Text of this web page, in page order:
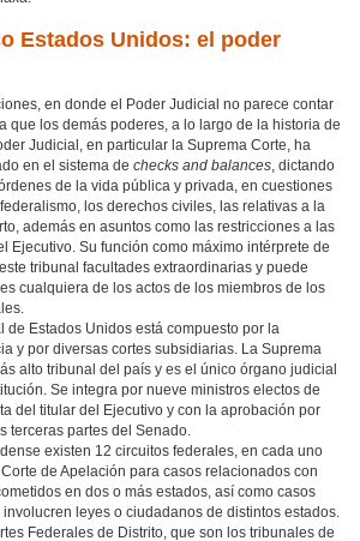
Estados Unidos: el poder
en donde el Poder Judicial no parece contar
que los demás poderes, a lo largo de la historia de
Judicial, en particular la Suprema Corte, ha
en el sistema de checks and balances, dictando
de la vida pública y privada, en cuestiones
los derechos civiles, las relativas a la
además en asuntos como las restricciones a las
Ejecutivo. Su función como máximo intérprete de
tribunal facultades extraordinarias y puede
cualquiera de los actos de los miembros de los
de Estados Unidos está compuesto por la
y por diversas cortes subsidiarias. La Suprema
alto tribunal del país y es el único órgano judicial
Se integra por nueve ministros electos de
del titular del Ejecutivo y con la aprobación por
terceras partes del Senado.
existen 12 circuitos federales, en cada uno
de Apelación para casos relacionados con
en dos o más estados, así como casos
leyes o ciudadanos de distintos estados.
Federales de Distrito, que son los tribunales de